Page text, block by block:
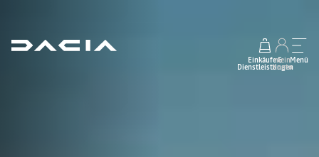
Einkäufe &
Dienstleistungen
mein
Konto
Menü